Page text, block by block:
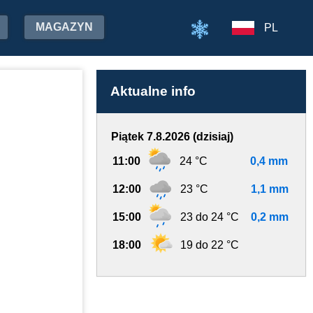
MAGAZYN PL
Aktualne info
Piątek 7.8.2026 (dzisiaj)
11:00 24 °C 0,4 mm
12:00 23 °C 1,1 mm
15:00 23 do 24 °C 0,2 mm
18:00 19 do 22 °C